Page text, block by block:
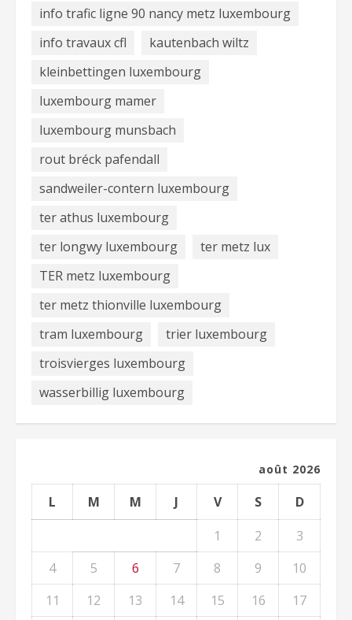
info trafic ligne 90 nancy metz luxembourg
info travaux cfl
kautenbach wiltz
kleinbettingen luxembourg
luxembourg mamer
luxembourg munsbach
rout bréck pafendall
sandweiler-contern luxembourg
ter athus luxembourg
ter longwy luxembourg
ter metz lux
TER metz luxembourg
ter metz thionville luxembourg
tram luxembourg
trier luxembourg
troisvierges luxembourg
wasserbillig luxembourg
août 2026
L M M J V S
D
1
2
3
4
5 6 7 8 9
10
11
12 13 14 15 16 17